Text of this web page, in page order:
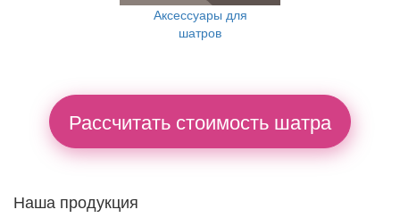
Аксессуары для
шатров
Рассчитать стоимость шатра
Наша продукция